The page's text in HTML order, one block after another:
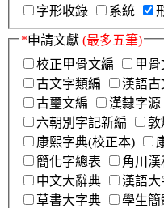
字形收錄
系統
*申請文獻 (最多五筆)
校正甲骨文編
甲
古文字類編
漢語古
古璽文編
漢隸字源
六朝別字記新編
敦
康熙字典(校正本)
簡化字總表
角川
中文大辭典
漢語大
草書大字典
學生簡